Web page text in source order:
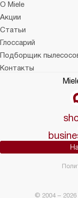
О Miele
Акции
Статьи
Глоссарий
Подборщик
Контакты
© 2004 –